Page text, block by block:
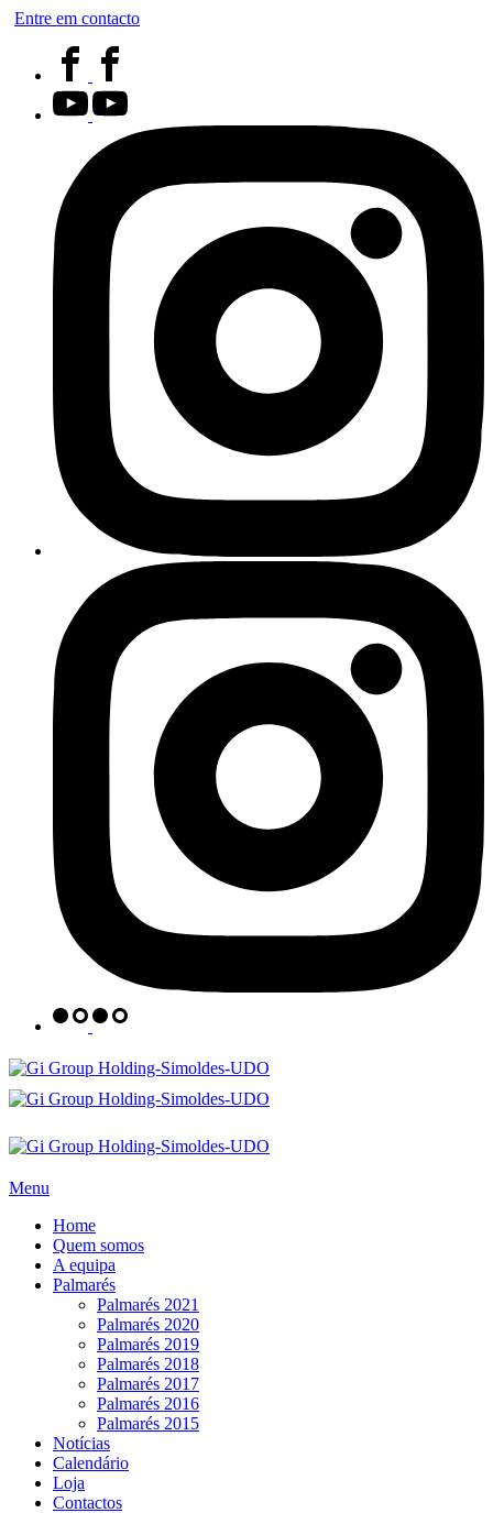
Entre em contacto
Menu
Home
Quem somos
A equipa
Palmarés
Palmarés 2021
Palmarés 2020
Palmarés 2019
Palmarés 2018
Palmarés 2017
Palmarés 2016
Palmarés 2015
Notícias
Calendário
Loja
Contactos